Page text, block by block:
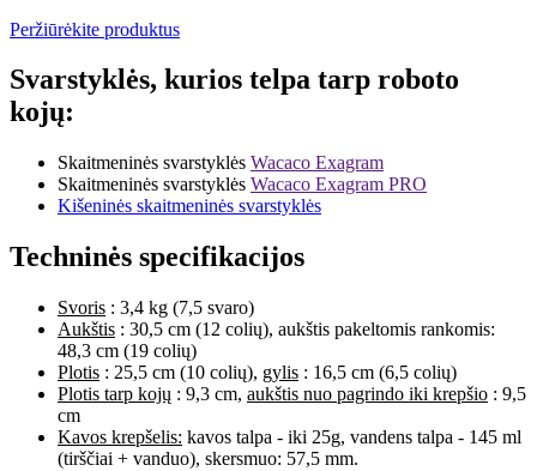
Peržiūrėkite produktus
Svarstyklės, kurios telpa tarp roboto
kojų:
Skaitmeninės svarstyklės Wacaco Exagram
Skaitmeninės svarstyklės Wacaco Exagram PRO
Kišeninės skaitmeninės svarstyklės
Techninės specifikacijos
Svoris : 3,4 kg (7,5 svaro)
Aukštis : 30,5 cm (12 colių), aukštis pakeltomis rankomis:
48,3 cm (19 colių)
Plotis : 25,5 cm (10 colių), gylis : 16,5 cm (6,5 colių)
Plotis tarp kojų : 9,3 cm, aukštis nuo pagrindo iki krepšio : 9,5
cm
Kavos krepšelis: kavos talpa - iki 25g, vandens talpa - 145 ml
(tirščiai + vanduo), skersmuo: 57,5 mm.